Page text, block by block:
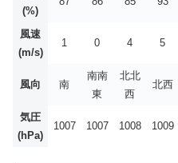
(%)
風速
(m/s)
1 0 4 5
風向 南
南南
東
北北
西
北西
気圧
(hPa)
1007 1007 1008 1009